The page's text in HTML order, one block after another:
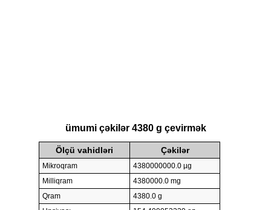
ümumi çəkilər 4380 g çevirmək
Ölçü vahidləri Çəkilər
Mikroqram
4380000000.0 µg
Milliqram
4380000.0 mg
Qram
4380.0 g